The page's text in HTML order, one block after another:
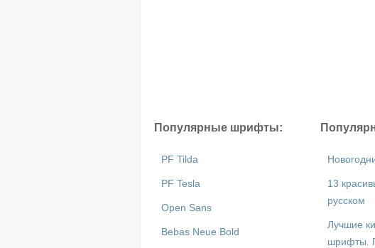
Популярные шрифты:
PF Tilda
PF Tesla
Open Sans
Bebas Neue Bold
13
русском
Лучшие
шрифты.